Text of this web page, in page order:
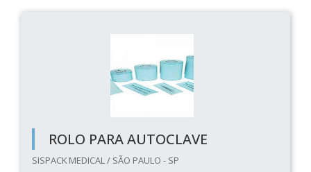
ROLO PARA AUTOCLAVE
SISPACK MEDICAL / SÃO PAULO - SP